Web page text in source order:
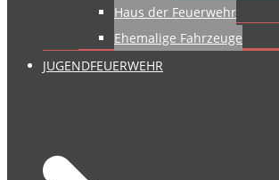
Haus der Feuerwehr
Ehemalige Fahrzeuge
JUGENDFEUERWEHR